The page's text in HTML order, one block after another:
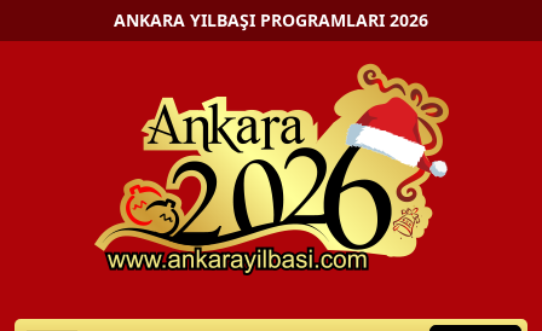
ANKARA YILBAŞI PROGRAMLARI 2026